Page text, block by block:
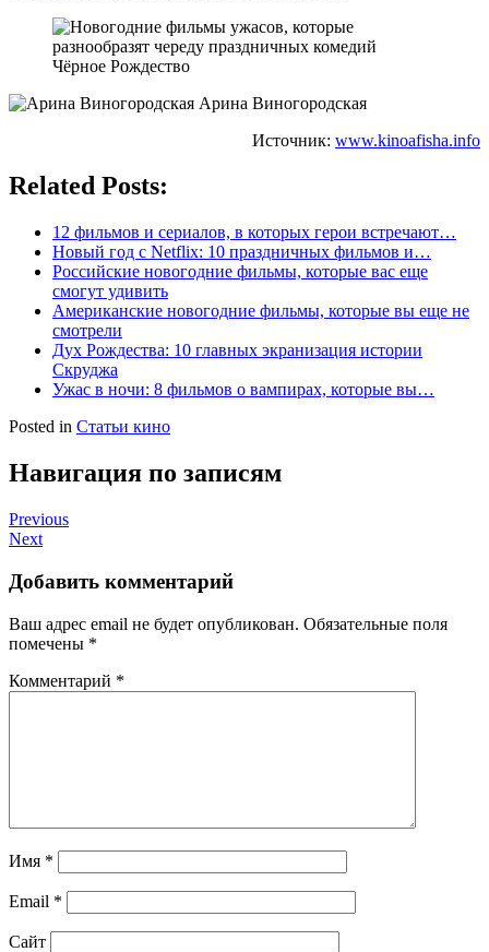
Чёрное Рождество
Арина Виногородская
Источник: www.kinoafisha.info
Related Posts:
12 фильмов и сериалов, в которых герои встречают…
Новый год с Netflix: 10 праздничных фильмов и…
Российские новогодние фильмы, которые вас еще
смогут удивить
Американские новогодние фильмы, которые вы еще не
смотрели
Дух Рождества: 10 главных экранизация истории
Скруджа
Ужас в ночи: 8 фильмов о вампирах, которые вы…
Posted in Статьи кино
Навигация по записям
Previous
Next
Добавить комментарий
Ваш адрес email не будет опубликован. Обязательные поля
помечены *
Комментарий *
Имя *
Email *
Сайт